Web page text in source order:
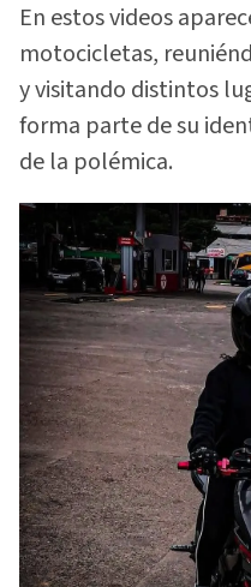
En estos videos
motocicletas,
y visitando distintos
forma parte de su
de la polémica.